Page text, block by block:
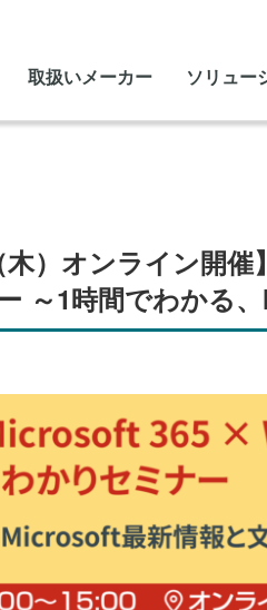
取扱いメーカー ソリュー
木）オンライン開
～1時間でわかる